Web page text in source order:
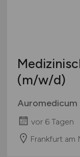
(m/w/d)
Auromedicum
vor 6 Tagen
Frankfurt am